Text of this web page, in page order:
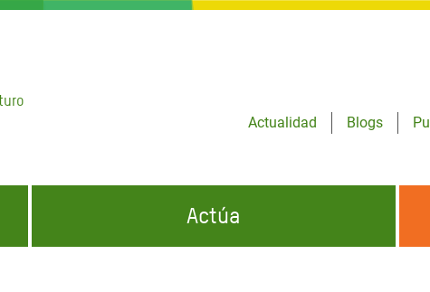
Actualidad
Blogs
Actúa